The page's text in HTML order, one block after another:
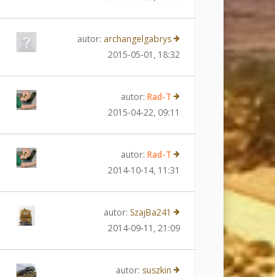
autor: archangelgabrys
2015-05-01, 18:32
autor: Rad-T
2015-04-22, 09:11
autor: Rad-T
2014-10-14, 11:31
autor: SzajBa241
2014-09-11, 21:09
autor: suszkin